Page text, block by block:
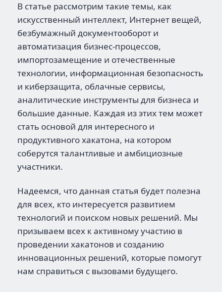
В статье рассмотрим такие темы, как
искусственный интеллект, Интернет вещей,
безбумажный документооборот и
автоматизация бизнес-процессов,
импортозамещение и отечественные
технологии, информационная безопасность
и киберзащита, облачные сервисы,
аналитические инструменты для бизнеса и
большие данные. Каждая из этих тем может
стать основой для интересного и
продуктивного хакатона, на котором
соберутся талантливые и амбициозные
участники.
Надеемся, что данная статья будет полезна
для всех, кто интересуется развитием
технологий и поиском новых решений. Мы
призываем всех к активному участию в
проведении хакатонов и созданию
инновационных решений, которые помогут
нам справиться с вызовами будущего.